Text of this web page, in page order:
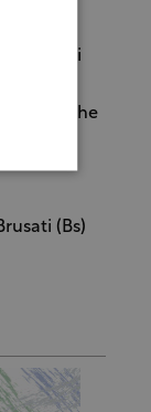
del
poeta di
che
serata che
(Bs)